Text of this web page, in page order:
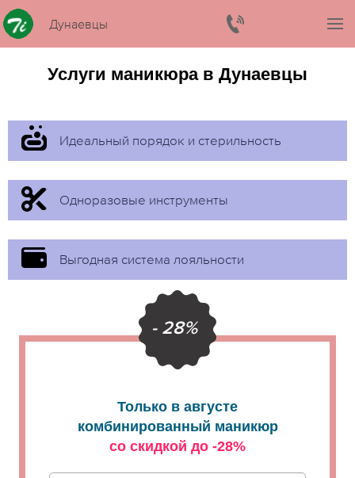
Дунаевцы
Услуги маникюра в Дунаевцы
Идеальный порядок и стерильность
Одноразовые инструменты
Выгодная система лояльности
- 28%
Только в августе
комбинированный маникюр
со скидкой до -28%